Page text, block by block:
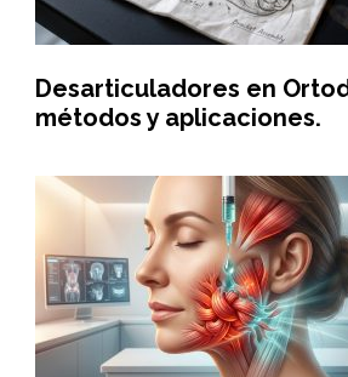
Desarticuladores en
métodos y aplicaciones.